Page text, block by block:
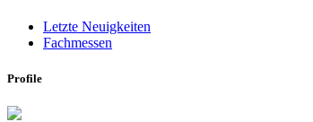
Letzte Neuigkeiten
Fachmessen
Profile